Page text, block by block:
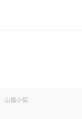
山猫小倌